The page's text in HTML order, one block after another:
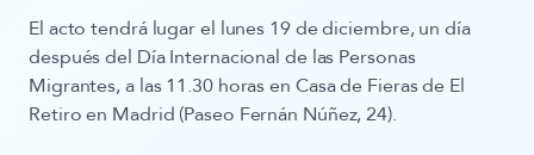
El acto tendrá lugar el lunes 19 de diciembre, un día
después del Día Internacional de las Personas
Migrantes,a las 11.30 horas en Casa de Fieras de El
Retiro en Madrid (Paseo Fernán Núñez, 24).